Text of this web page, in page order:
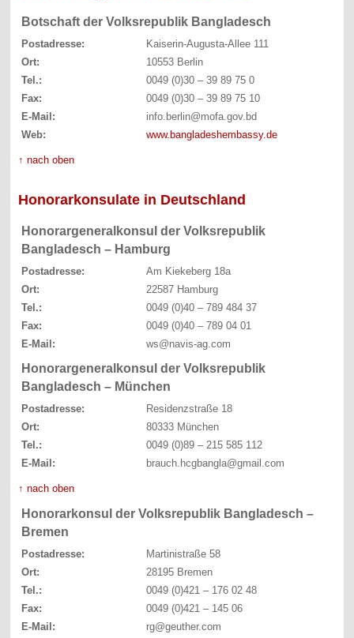
Botschaft der Volksrepublik Bangladesch
Postadresse:
Kaiserin-Augusta-Allee 111
Ort:
10553 Berlin
Tel.:
0049 (0)30 – 39 89 75 0
Fax:
0049 (0)30 – 39 89 75 10
E-Mail:
info.berlin@mofa.gov.bd
Web:
www.bangladeshembassy.de
↑ nach oben
Honorarkonsulate in Deutschland
Honorargeneralkonsul der Volksrepublik
Bangladesch – Hamburg
Postadresse:
Am Kiekeberg 18a
Ort:
22587 Hamburg
Tel.:
0049 (0)40 – 789 484 37
Fax:
0049 (0)40 – 789 04 01
E-Mail:
ws@navis-ag.com
Honorargeneralkonsul der Volksrepublik
Bangladesch – München
Postadresse:
Residenzstraße 18
Ort:
80333 München
Tel.:
0049 (0)89 – 215 585 112
E-Mail:
brauch.hcgbangla@gmail.com
↑ nach oben
Honorarkonsul der Volksrepublik Bangladesch –
Bremen
Postadresse:
Martinistraße 58
Ort:
28195 Bremen
Tel.:
0049 (0)421 – 176 02 48
Fax:
0049 (0)421 – 145 06
E-Mail:
rg@geuther.com